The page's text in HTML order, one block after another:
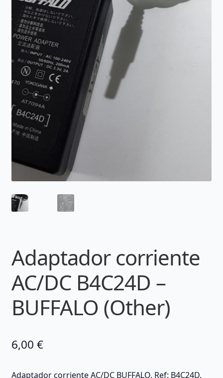
Adaptador corriente
AC/DC B4C24D –
BUFFALO (Other)
6,00 €
Adaptador corriente AC/DC BUFFALO. Ref: B4C24D.